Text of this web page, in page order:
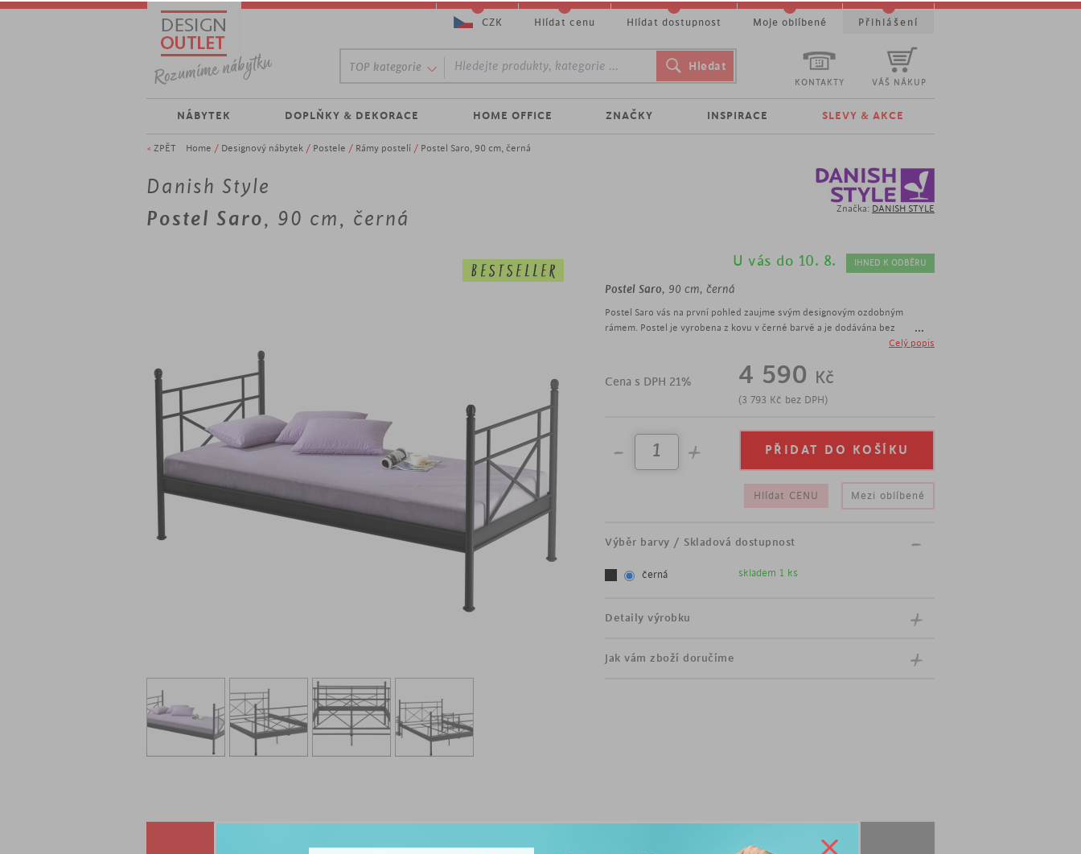
Značka: DANISH STYLE
< ZPĚT Home / Designový nábytek / Postele / Rámy postelí / Postel Saro, 90 cm, černá
Danish Style
Postel Saro, 90 cm, černá
U vás do 10. 8. IHNED K ODBĚRU
Postel Saro, 90 cm, černá
Postel Saro vás na první pohled zaujme svým designovým ozdobným
rámem. Postel je vyrobena z kovu v černé barvě a je dodávána bez
vyrobeno z kovu v černé barvě
bez roštů a matrací
...
Celý popis
Cena s DPH 21% 4 590 Kč
(3 793 Kč bez DPH)
Hlídat CENU Mezi oblíbené
Výběr barvy / Skladová dostupnost
černá skladem 1 ks
Detaily výrobku
Jak vám zboží doručíme
ZEPTEJTE SE
KONTAKTY VÁŠ NÁKUP
TOP kategorie
NÁBYTEK DOPLŇKY & DEKORACE HOME OFFICE ZNAČKY INSPIRACE SLEVY & AKCE
CZK Hlídat cenu Hlídat dostupnost Moje oblíbené Přihlášení